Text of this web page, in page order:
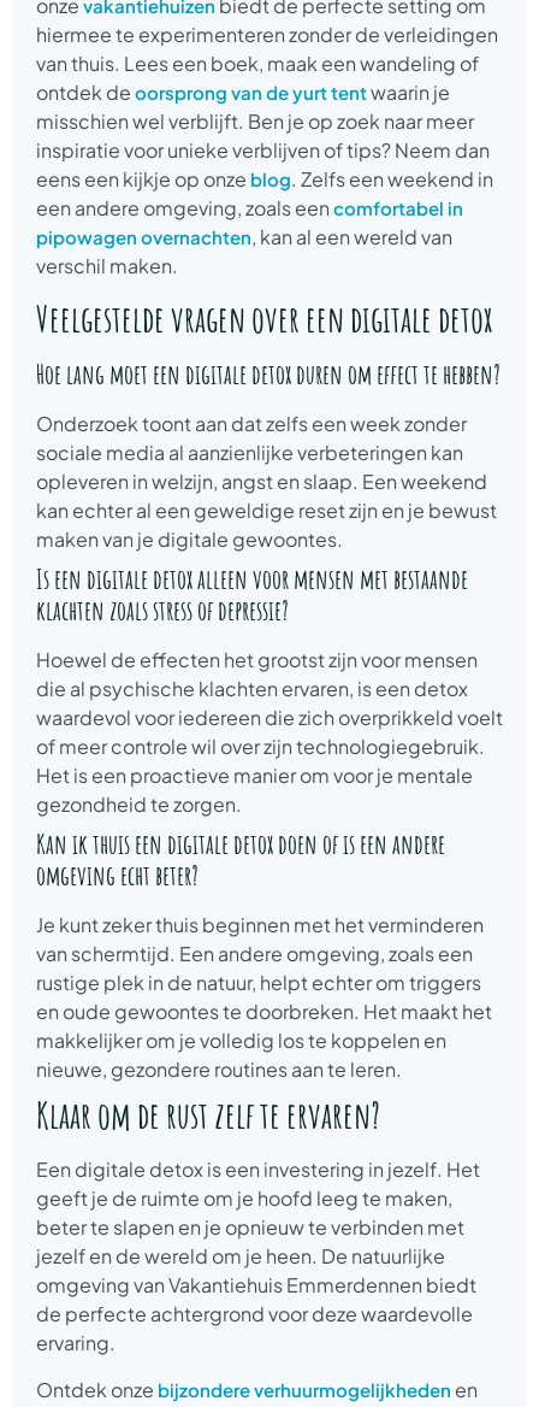
onze vakantiehuizen biedt de perfecte setting om
hiermee te experimenteren zonder de verleidingen
van thuis. Lees een boek, maak een wandeling of
ontdek de oorsprong van de yurt tentwaarin je
misschien wel verblijft. Ben je op zoek naar meer
inspiratie voor unieke verblijven of tips? Neem dan
eens een kijkje op onze blog. Zelfs een weekend in
een andere omgeving, zoals een comfortabel in
pipowagen overnachten, kan al een wereld van
verschil maken.
Veelgestelde vragen over een digitale detox
Hoe lang moet een digitale detox duren om effect te hebben?
Onderzoek toont aan dat zelfs een week zonder
sociale media al aanzienlijke verbeteringen kan
opleveren in welzijn, angst en slaap. Een weekend
kan echter al een geweldige reset zijn en je bewust
maken van je digitale gewoontes.
Is een digitale detox alleen voor mensen met bestaande
klachten zoals stress of depressie?
Hoewel de effecten het grootst zijn voor mensen
die al psychische klachten ervaren, is een detox
waardevol voor iedereen die zich overprikkeld voelt
of meer controle wil over zijn technologiegebruik.
Het is een proactieve manier om voor je mentale
gezondheid te zorgen.
Kan ik thuis een digitale detox doen of is een andere
omgeving echt beter?
Je kunt zeker thuis beginnen met het verminderen
van schermtijd. Een andere omgeving, zoals een
rustige plek in de natuur, helpt echter om triggers
en oude gewoontes te doorbreken. Het maakt het
makkelijker om je volledig los te koppelen en
nieuwe, gezondere routines aan te leren.
Klaar om de rust zelf te ervaren?
Een digitale detox is een investering in jezelf. Het
geeft je de ruimte om je hoofd leeg te maken,
beter te slapen en je opnieuw te verbinden met
jezelf en de wereld om je heen. De natuurlijke
omgeving van Vakantiehuis Emmerdennen biedt
de perfecte achtergrond voor deze waardevolle
ervaring.
Ontdek onze bijzondere verhuurmogelijkheden en